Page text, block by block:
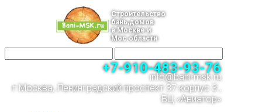
Строительство
бань,домов
в Москве и
Мос.области
+7-910-483-93-76
info@bani-msk.ru
г.Москва, Ленинградский проспект 37 корпус 3 ,
БЦ «Авиатор»